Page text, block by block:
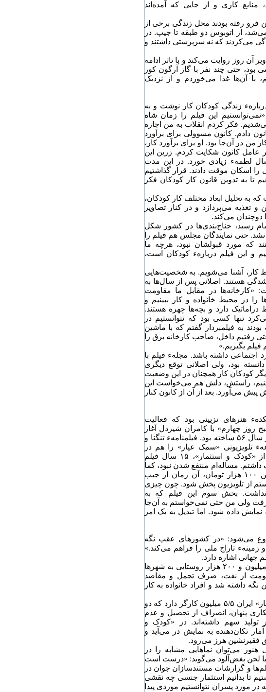
کاری و از جایی که آمده‌اند
فرو رفته بودند محل زندگی برخی از
از اتوبوس دو طبقه تا جیپ. در
می‌کردند که نه سرپرستی داشتند و
آن روز روایت می‌کند و با تاثر ادامه
حتی چند نفر با گاز آرگون کور
با آن‌ها غذا می‌خوردم و از نزدیک
زندگی کودکان کار نوشت و به
این فیلم را زمان شاه
فکر کردم انقلاب به من اجازه
دادم. کانون مسوولی برای برآورد
من در آن‌جا بود. او برای برآورد کار،
زرین مدیر عامل کانون شکایت کردم. زرین این
لطمهء زیادی خورد. در این مدت
را اسکان موقت دادند. قرار گذاشتیم
تا به تدوین قانون کار کودکان فکر
به تحلیل ابعاد مختلف کار کودکان،
تغذیه می‌پردازد و در کنار تصاویر
دوچندان می‌کند.
فیلم به اتمام رسید، جناح‌بندی‌ها در کشور شکل
حتی نمایندگان مجلس هم فیلم را
که مورد قبولشان نبود، هرچه ما
و این فیلم دربارهء کودکان است،
کار، آشنا می‌شویم. به شخصیت‌هایی
هستند. اصلانی پس از سال‌ها به
در مقابل ما مقاومت
را در محیط خانواده و کار ببینیم و
دارد و بچه‌ها چهره هستند.
تنها کسی بود که نتوانستیم در
به فیلمبردار گفتم که با ماشین
رفتیم داخل، صاحب کارخانه برق را
بگیریم.»
داشته باشد. مجلهء فیلم با
یک آمارگیری فیلم را بهترین مستند دههء ۶۰ دانسته بود، ولی اصلانی توقع دیگری
زمان به زرین گفتم اگر ۱۰ سال دیگر کودکان کار همچنان در این وضعیت
راستش، دلش هم می‌خواست این
پیش می‌آورد. بعد از آن از کانون کنار
هنرهای تزیینی بود که فعالیت
«صبح روز چهارم» با کامران شیردل آغاز
کرد و سپس مستند شاخص «جام حسنلو» را در سال ۵۶ ساخته بود. فیلمنامهء تنگنا و
تلویزیونی «سمک عیار» را هم در
سال‌های ۵۴ و ۵۵ در کارنامه داشت. اما بعد از «کودک و استثمار»، ۱۵ سال فیلم
مساله‌ام منتفع شدن نبود، کما
این که کانون قسط آخر فیلم را نپرداخت و من ۱۰۰ هزار تومان، آن زمان از جیب
از تلویزیون پخش شود. چون چیزی
نداشت. بخش سوم این فیلم که به
ولی من حتی نمی‌خواستم به آن‌جا
داده شود. اما تبدیل به یک امر
می‌شود: «در کشورهای عقب نگه
زمینهء تاراج ملی را فراهم می‌کند.»
جهانی اشاره دارد.
«تولید از دست شروع می‌شود. در سال ۵۰ یک میلیون و ۲۰۰ هزار روستایی به شهرها
عمومی حکومت از نفت، صرف تجمل و مقاصد
داشته شد و افراد خانواده به کار
طبق پژوهش‌های عنوان شده در «کودک و استثمار» ایران ۵/۵ میلیون کارگر دارد که دو
پنهان، انصراف از تحصیل و عدم
سهم داشته‌اند. در «کودک و
با آمار تکان‌دهنده به نمایش در می‌آید و
ساخته شده ولی هنوز می‌توان نماهایی مشابه را در
با لحن بغض‌آلود می‌گوید: «درست است
و گزارشات مستندسازان جوان در
تا بدانیم استثمار جنسی چه نقشی
مورد پسران نتوانستیم موردی پیدا